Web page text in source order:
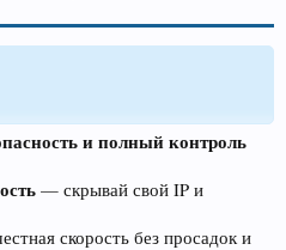
и полный контроль
— скрывай свой IP и
скорость без просадок и